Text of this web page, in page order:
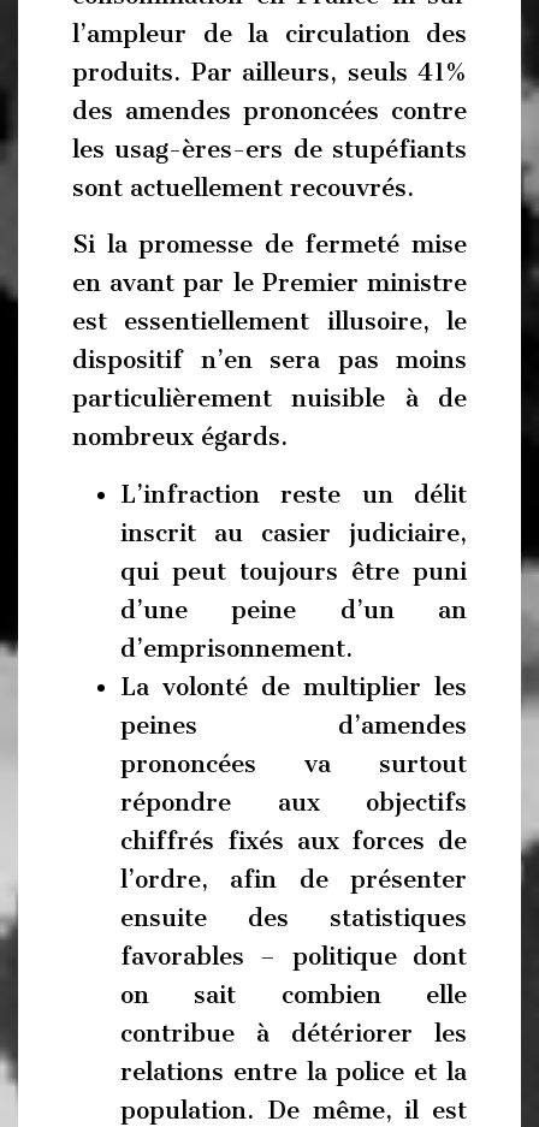
l’ampleur de la circulation des
produits. Par ailleurs, seuls 41%
des amendes prononcées contre
les usag-ères-ers de stupéfiants
sont actuellement recouvrés.
Si la promesse de fermeté mise
en avant par le Premier ministre
est essentiellement illusoire, le
dispositif n’en sera pas moins
particulièrement nuisible à de
nombreux égards.
L’infraction reste un délit
inscrit au casier judiciaire,
qui peut toujours être puni
d’une peine d’un an
d’emprisonnement.
La volonté de multiplier les
peines d’amendes
prononcées va surtout
répondre aux objectifs
chiffrés fixés aux forces de
l’ordre, afin de présenter
ensuite des statistiques
favorables – politique dont
on sait combien elle
contribue à détériorer les
relations entre la police et la
population. De même, il est